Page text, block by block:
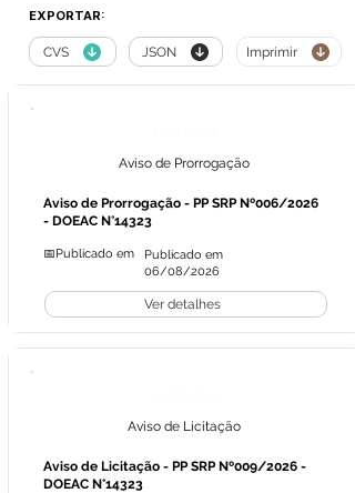
EXPORTAR:
CVS JSON Imprimir
Aviso de Prorrogação
Aviso de Prorrogação - PP SRP Nº006/2026
- DOEAC N°14323
📅Publicado em
Publicado em
06/08/2026
Ver detalhes
Aviso de Licitação
Aviso de Licitação - PP SRP Nº009/2026 -
DOEAC N°14323